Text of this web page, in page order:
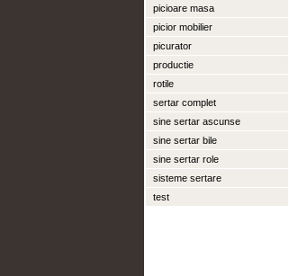
picioare masa
picior mobilier
picurator
productie
rotile
sertar complet
sine sertar ascunse
sine sertar bile
sine sertar role
sisteme sertare
test